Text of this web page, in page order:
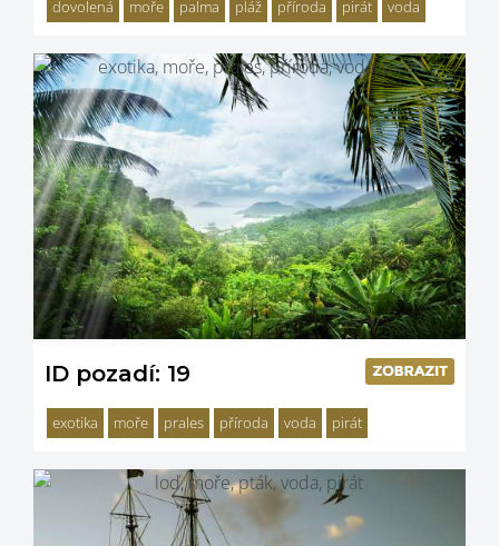
dovolená moře palma pláž příroda pirát voda
ID pozadí: 19
exotika moře prales příroda voda pirát